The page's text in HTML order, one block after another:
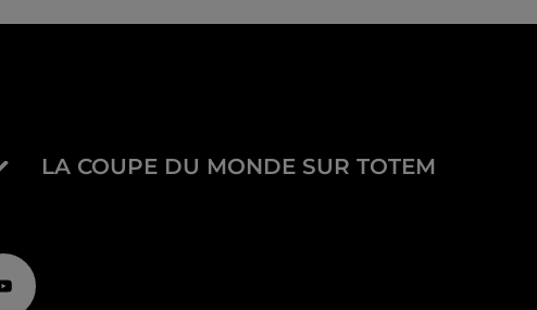
LA COUPE DU MONDE SUR TOTEM